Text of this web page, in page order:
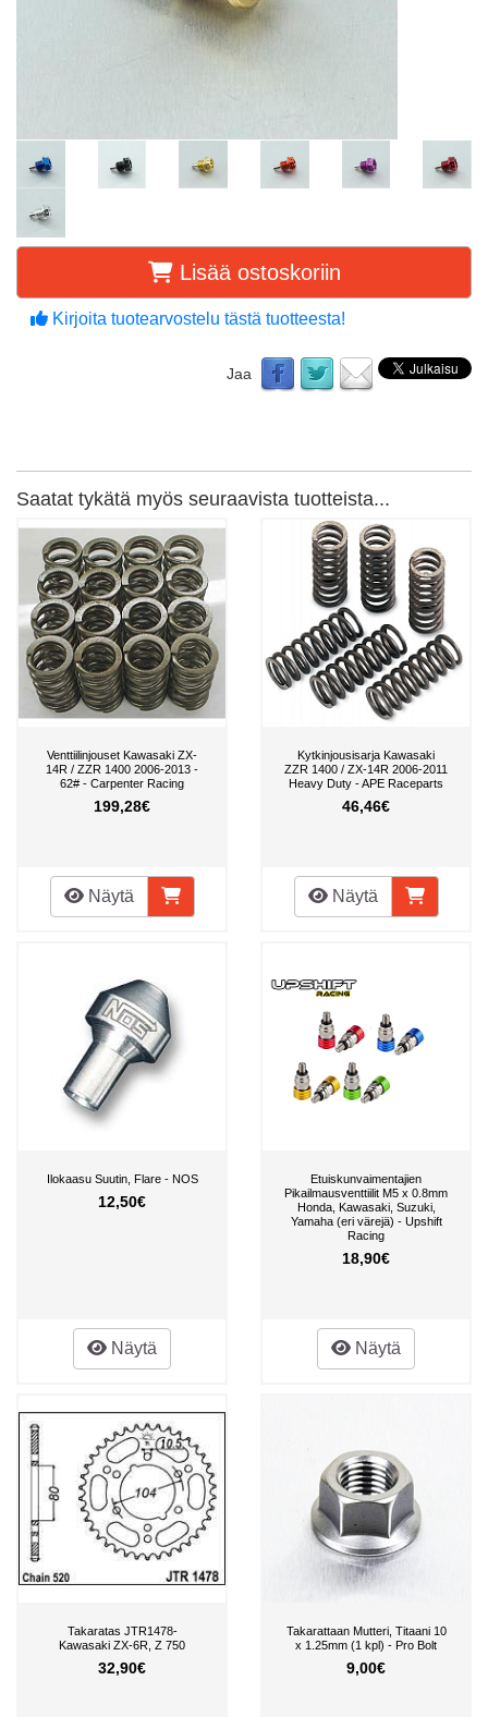
Lisää ostoskoriin
Kirjoita tuotearvostelu tästä tuotteesta!
Jaa
Saatat tykätä myös seuraavista tuotteista...
Venttiilinjouset Kawasaki ZX-
14R / ZZR 1400 2006-2013 -
62# - Carpenter Racing
199,28€
Näytä
Kytkinjousisarja Kawasaki
ZZR 1400 / ZX-14R 2006-2011
Heavy Duty - APE Raceparts
46,46€
Näytä
Ilokaasu Suutin, Flare - NOS
12,50€
Näytä
Etuiskunvaimentajien
Pikailmausventtiilit M5 x 0.8mm
Honda, Kawasaki, Suzuki,
Yamaha (eri värejä) - Upshift
Racing
18,90€
Näytä
Takaratas JTR1478-
Kawasaki ZX-6R, Z 750
32,90€
Takarattaan Mutteri, Titaani 10
x 1.25mm (1 kpl) - Pro Bolt
9,00€